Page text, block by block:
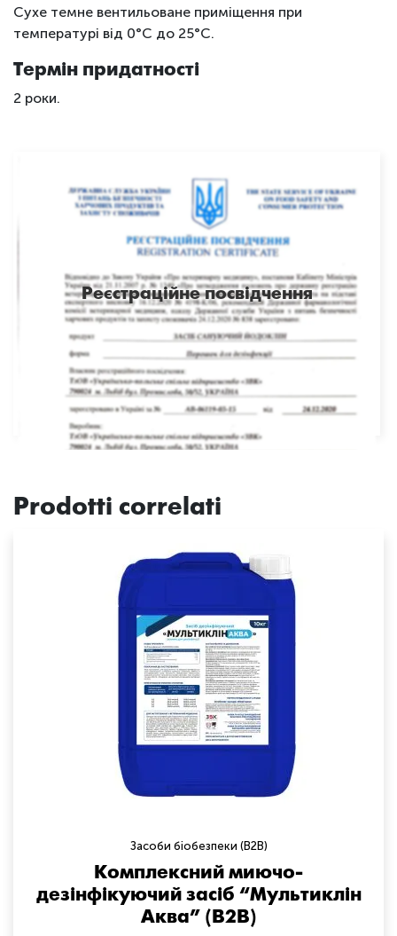
Сухе темне вентильоване приміщення при
температурі від 0°С до 25°С.
Термін придатності
2 роки.
Реєстраційне посвідчення
Prodotti correlati
Засоби біобезпеки (B2B)
Комплексний миючо-
дезінфікуючий засіб “Мультиклін
Аква” (B2B)